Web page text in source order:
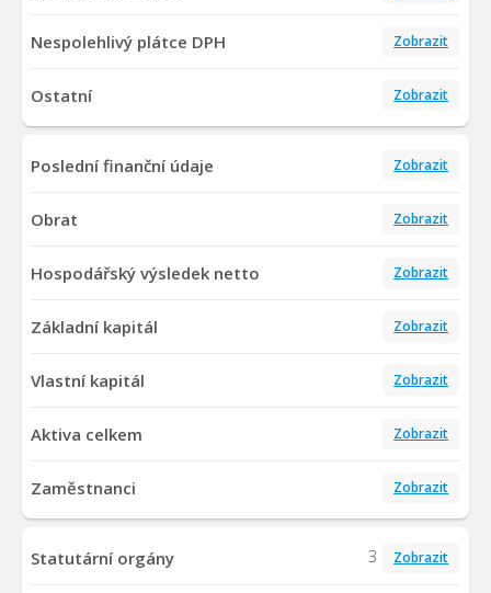
Nespolehlivý plátce DPH Zobrazit
Ostatní Zobrazit
Poslední finanční údaje Zobrazit
Obrat Zobrazit
Hospodářský výsledek netto Zobrazit
Základní kapitál Zobrazit
Vlastní kapitál Zobrazit
Aktiva celkem Zobrazit
Zaměstnanci Zobrazit
Statutární orgány 3 Zobrazit